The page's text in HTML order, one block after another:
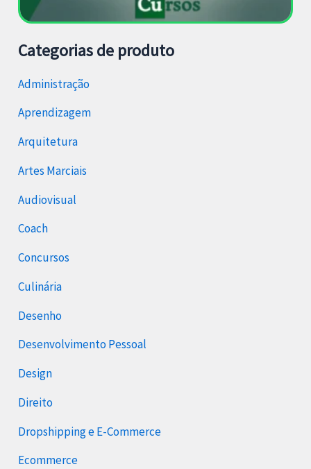
Categorias de produto
Administração
Aprendizagem
Arquitetura
Artes Marciais
Audiovisual
Coach
Concursos
Culinária
Desenho
Desenvolvimento Pessoal
Design
Direito
Dropshipping e E-Commerce
Ecommerce